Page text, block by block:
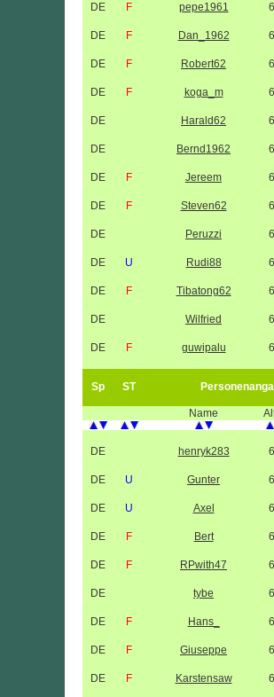
DE F pepe1961
DE F Dan_1962
DE F Robert62
DE F koga_m
DE Harald62
DE Bernd1962
DE F Jereem
DE F Steven62
DE Peruzzi
DE U Rudi88
DE F Tibatong62
DE Wilfried
DE F guwipalu
Sp ST
Name
DE henryk283
DE U Gunter
DE U Axel
DE F Bert
DE F RPwith47
DE tybe
DE F Hans_
DE F Giuseppe
DE F Karstensaw